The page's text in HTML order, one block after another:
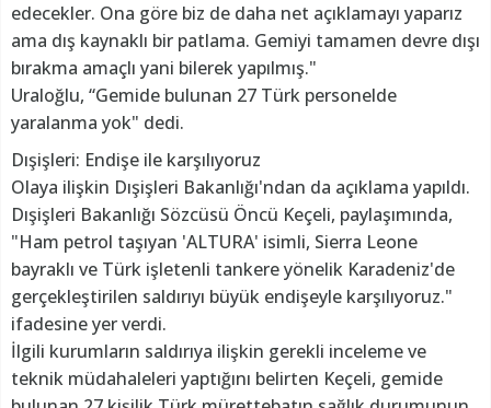
edecekler. Ona göre biz de daha net açıklamayı yaparız
ama dış kaynaklı bir patlama. Gemiyi tamamen devre dışı
bırakma amaçlı yani bilerek yapılmış."
Uraloğlu, “Gemide bulunan 27 Türk personelde
yaralanma yok" dedi.
Dışişleri: Endişe ile karşılıyoruz
Olaya ilişkin Dışişleri Bakanlığı'ndan da açıklama yapıldı.
Dışişleri Bakanlığı Sözcüsü Öncü Keçeli, paylaşımında,
"Ham petrol taşıyan 'ALTURA' isimli, Sierra Leone
bayraklı ve Türk işletenli tankere yönelik Karadeniz'de
gerçekleştirilen saldırıyı büyük endişeyle karşılıyoruz."
ifadesine yer verdi.
İlgili kurumların saldırıya ilişkin gerekli inceleme ve
teknik müdahaleleri yaptığını belirten Keçeli, gemide